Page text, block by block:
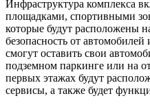
Инфраструктура комплекса
площадками, спортивными
которые будут расположены
безопасность от
смогут оставить свои
подземном паркинге или на
первых этажах будут
сервисы, а также будет